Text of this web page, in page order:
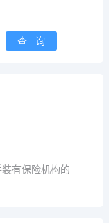
有保险机构的